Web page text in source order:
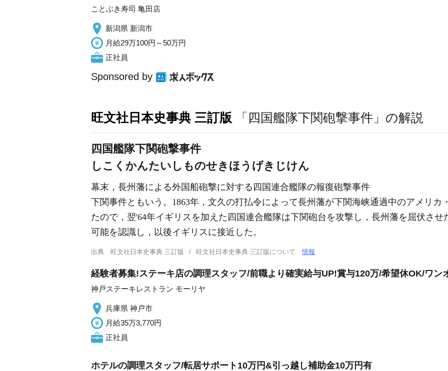
ことぶき寿司 亀田店
新潟県 新潟市
月給29万100円～50万円
正社員
Sponsored by
旺文社日本史事典 三訂版 「四国艦隊下関砲撃事件」の解説
四国艦隊下関砲撃事件
しこくかんたいしものせきほうげきじけん
幕末，長州藩による外国船砲撃に対する四国連合艦隊の報復砲撃事件
下関事件ともいう。1863年，文久の打払令によって長州藩が下関海峡通過中のアメリカ
たので，翌'64年イギリスを加えた四国連合艦隊は下関砲台を攻撃し，長州藩を屈伏さ
可能を認識し，以後イギリスに接近した。
出典 旺文社日本史事典 三訂版 旺文社日本史事典 三訂版について情報
経験者募集!ステーキ店の調理スタッフ/前職より確実給与UP!賞与120万/希望休OK/ワン
神戸ステーキレストラン モーリヤ
兵庫県 神戸市
月給35万3,770円
正社員
ホテルの調理スタッフ/転居サポート10万円&引っ越し補助金10万円有